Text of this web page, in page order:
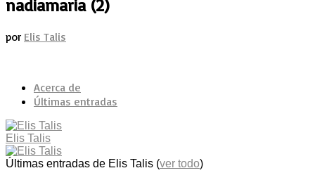
nadiamaria (2)
por Elis Talis
Acerca de
Últimas entradas
Elis Talis
Últimas entradas de Elis Talis (ver todo)